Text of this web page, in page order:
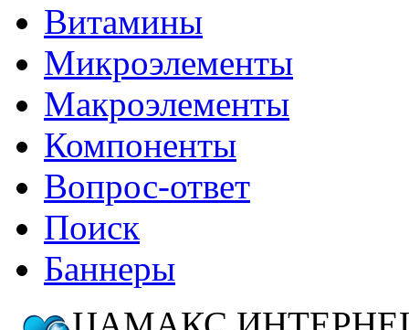
Витамины
Микроэлементы
Макроэлементы
Компоненты
Вопрос-ответ
Поиск
Баннеры